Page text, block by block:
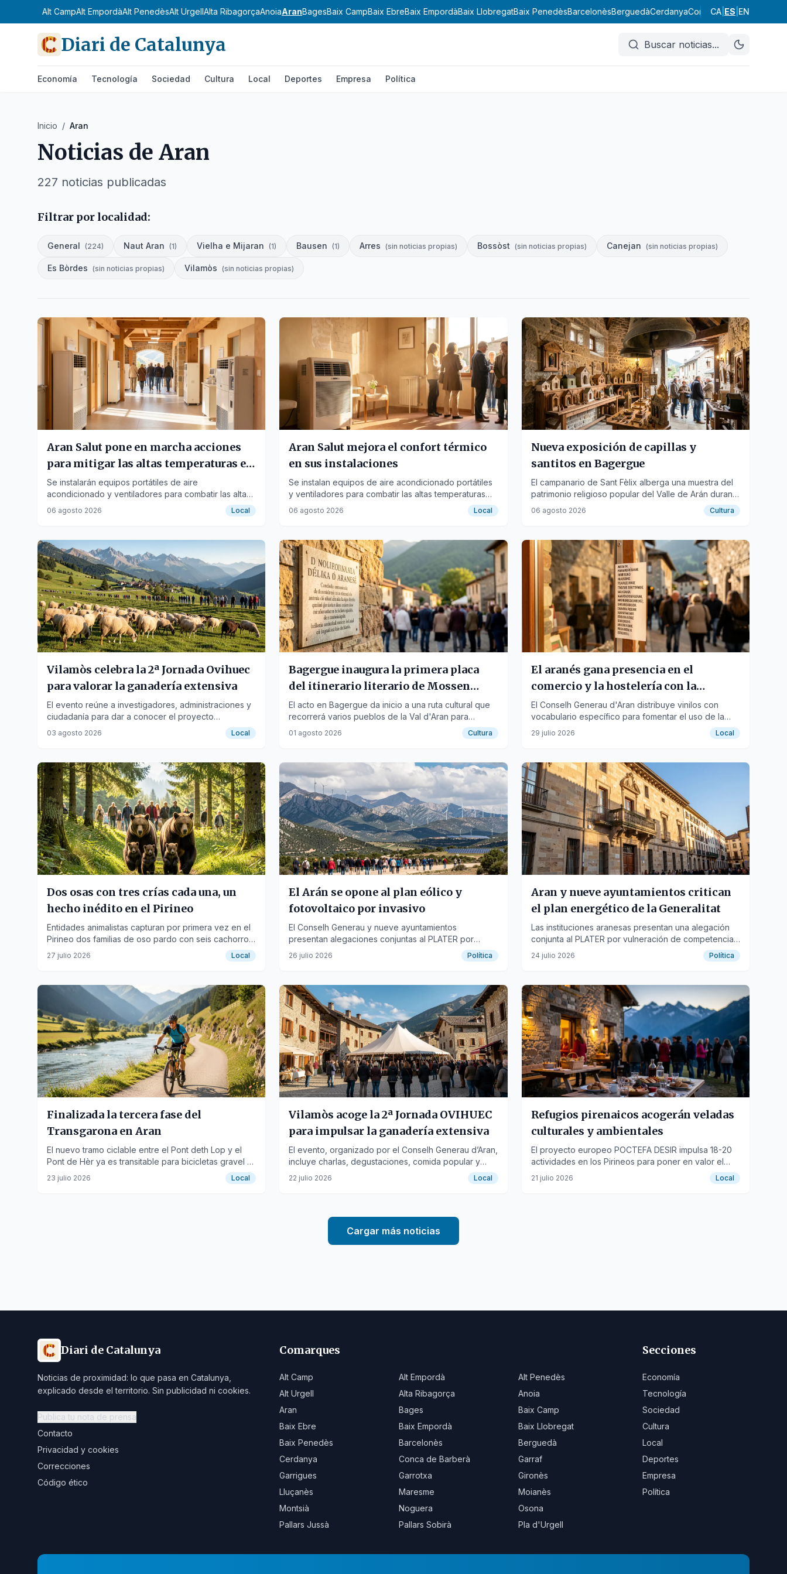
Alt CampAlt EmpordàAlt PenedèsAlt UrgellAlta RibagorçaAnoiaAranBagesBaix CampBaix EbreBaix EmpordàBaix LlobregatBaix PenedèsBarcelonèsBerguedàCerdanyaConca de Barberà
CA ES EN
Diari de Catalunya Buscar noticias...
Economía Tecnología Sociedad Cultura Local Deportes Empresa Política
Inicio / Aran
Noticias de Aran
227 noticias publicadas
Filtrar por localidad:
General (224) Naut Aran (1) Vielha e Mijaran (1) Bausen (1) Arres (sin noticias propias) Bossòst (sin noticias propias) Canejan (sin noticias propias)
Es Bòrdes (sin noticias propias) Vilamòs (sin noticias propias)
Aran Salut pone en marcha acciones
para mitigar las altas temperaturas en
espacios asistenciales
Se instalarán equipos portátiles de aire
acondicionado y ventiladores para combatir las altas
temperaturas en consultas y urgencias.
06 agosto 2026 Local
Aran Salut mejora el confort térmico
en sus instalaciones
Se instalan equipos de aire acondicionado portátiles
y ventiladores para combatir las altas temperaturas
estivales en los espacios asistenciales.
06 agosto 2026 Local
Nueva exposición de capillas y
santitos en Bagergue
El campanario de Sant Fèlix alberga una muestra del
patrimonio religioso popular del Valle de Arán durante
los meses de agosto y septiembre.
06 agosto 2026 Cultura
Vilamòs celebra la 2ª Jornada Ovihuec
para valorar la ganadería extensiva
El evento reúne a investigadores, administraciones y
ciudadanía para dar a conocer el proyecto
Ovihuec.sost y la importancia de la ganadería
extensiva.
03 agosto 2026 Local
Bagergue inaugura la primera placa
del itinerario literario de Mossen
Jusèp Condò Sambeat
El acto en Bagergue da inicio a una ruta cultural que
recorrerá varios pueblos de la Val d'Aran para
homenajear al autor.
01 agosto 2026 Cultura
El aranés gana presencia en el
comercio y la hostelería con la
campaña 'Ací ne didem'
El Conselh Generau d'Aran distribuye vinilos con
vocabulario específico para fomentar el uso de la
lengua propia.
29 julio 2026 Local
Dos osas con tres crías cada una, un
hecho inédito en el Pirineo
Entidades animalistas capturan por primera vez en el
Pirineo dos familias de oso pardo con seis cachorros
en total en el Valle de Arán.
27 julio 2026 Local
El Arán se opone al plan eólico y
fotovoltaico por invasivo
El Conselh Generau y nueve ayuntamientos
presentan alegaciones conjuntas al PLATER por
vulnerar la singularidad aranesa e ignorar las
limitaciones del territorio.
26 julio 2026 Política
Aran y nueve ayuntamientos critican
el plan energético de la Generalitat
Las instituciones aranesas presentan una alegación
conjunta al PLATER por vulneración de competencias
y desconocimiento de la realidad territorial.
24 julio 2026 Política
Finalizada la tercera fase del
Transgarona en Aran
El nuevo tramo ciclable entre el Pont deth Lop y el
Pont de Hèr ya es transitable para bicicletas gravel y
BTT.
23 julio 2026 Local
Vilamòs acoge la 2ª Jornada OVIHUEC
para impulsar la ganadería extensiva
El evento, organizado por el Conselh Generau d’Aran,
incluye charlas, degustaciones, comida popular y
talleres para promover la gestión sostenible del
paisaje.
22 julio 2026 Local
Refugios pirenaicos acogerán veladas
culturales y ambientales
El proyecto europeo POCTEFA DESIR impulsa 18-20
actividades en los Pirineos para poner en valor el
patrimonio natural y cultural de la cordillera.
21 julio 2026 Local
Cargar más noticias
Diari de Catalunya
Noticias de proximidad: lo que pasa en Catalunya,
explicado desde el territorio. Sin publicidad ni cookies.
Publica tu nota de prensa
Contacto
Privacidad y cookies
Correcciones
Código ético
Comarques
Alt Camp Alt Empordà
Alt Penedès
Alt Urgell
Alta Ribagorça
Anoia
Aran
Bages
Baix Camp
Baix Ebre
Baix Empordà
Baix Llobregat
Baix Penedès
Barcelonès
Berguedà
Cerdanya
Conca de Barberà
Garraf
Garrigues
Garrotxa
Gironès
Lluçanès
Maresme
Moianès
Montsià
Noguera
Osona
Pallars Jussà
Pallars Sobirà Pla d'Urgell
Secciones
Economía
Tecnología
Sociedad
Cultura
Local
Deportes
Empresa
Política